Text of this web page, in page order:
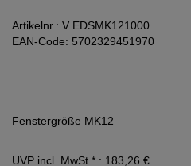
Artikelnr.: V EDSMK121000
EAN-Code: 5702329451970
Fenstergröße MK12
UVP incl. MwSt.* : 183,26 €